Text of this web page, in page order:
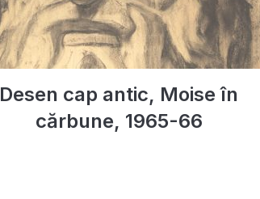
Desen cap antic, Moise în
cărbune, 1965-66